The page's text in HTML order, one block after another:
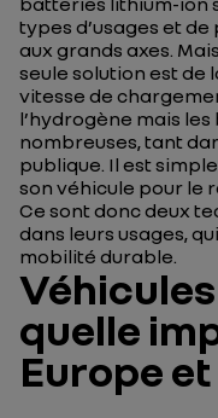
types d’usages et
aux grands axes.
seule solution est de
vitesse de
l’hydrogène mais
nombreuses, tant
publique. Il est
son véhicule pour le
Ce sont donc deux
dans leurs usages,
mobilité durable.
quelle
Europe